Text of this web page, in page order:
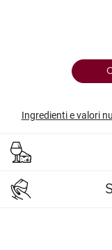
Ingredienti e valori